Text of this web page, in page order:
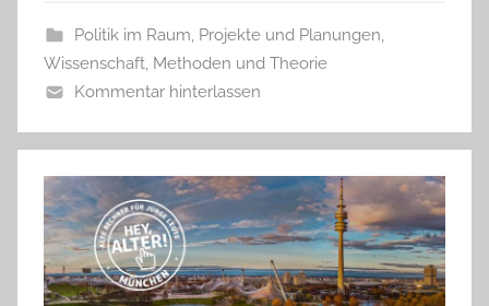
Politik im Raum, Projekte und Planungen,
Wissenschaft, Methoden und Theorie
Kommentar hinterlassen